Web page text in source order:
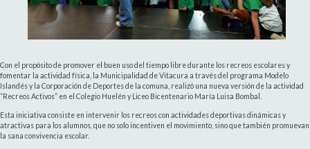
Con el propósito de promover el buen uso del tiempo libre durante los recreos escolares y
fomentar la actividad física, la Municipalidad de Vitacura a través del programa Modelo
Islandés y la Corporación de Deportes de la comuna, realizó una nueva versión de la actividad
“Recreos Activos” en el Colegio Huelén y Liceo Bicentenario María Luisa Bombal.
Esta iniciativa consiste en intervenir los recreos con actividades deportivas dinámicas y
atractivas para los alumnos, que no solo incentiven el movimiento, sino que también promuevan
la sana convivencia escolar.